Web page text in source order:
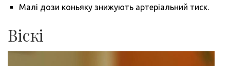
Малі дози коньяку знижують артеріальний тиск.
Віскі